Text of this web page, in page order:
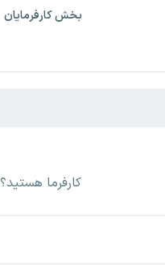
بخش کارفرمایان
کارفرما هستید؟